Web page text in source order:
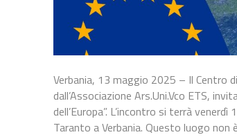
Verbania, 13 maggio 2025 – Il Centro
dall’Associazione Ars.Uni.Vco ETS,
dell’Europa”. L’incontro si terrà
Taranto a Verbania. Questo luogo non